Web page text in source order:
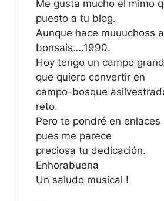
Me gusta mucho el mimo
puesto a tu blog.
Aunque hace muuuchoss
bonsais….1990.
Hoy tengo un campo
que quiero convertir en
campo-bosque
reto.
Pero te pondré en
pues me parece
preciosa tu dedicación.
Enhorabuena
Un saludo musical !